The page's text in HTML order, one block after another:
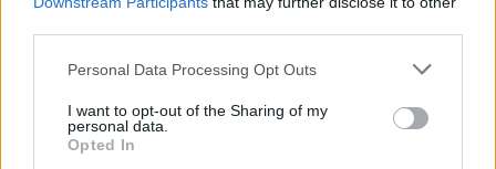
Please note that this website/app uses one or more Google
not limited to your visit or usage behaviour. You may click to
grant or deny consent to Google and its third-party tags to
use your data for below specified purposes in below Google
Personal Data Processing Opt Outs
I want to opt-out of the Sharing of my
personal data.
Opted In
illetve elengedése
2017.10.04
A felfüggesztést és az elengedést a 2018. január 1-je után
született gyerekek után lehet igényelni.